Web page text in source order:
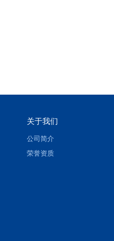
关于我们
公司简介
荣誉资质